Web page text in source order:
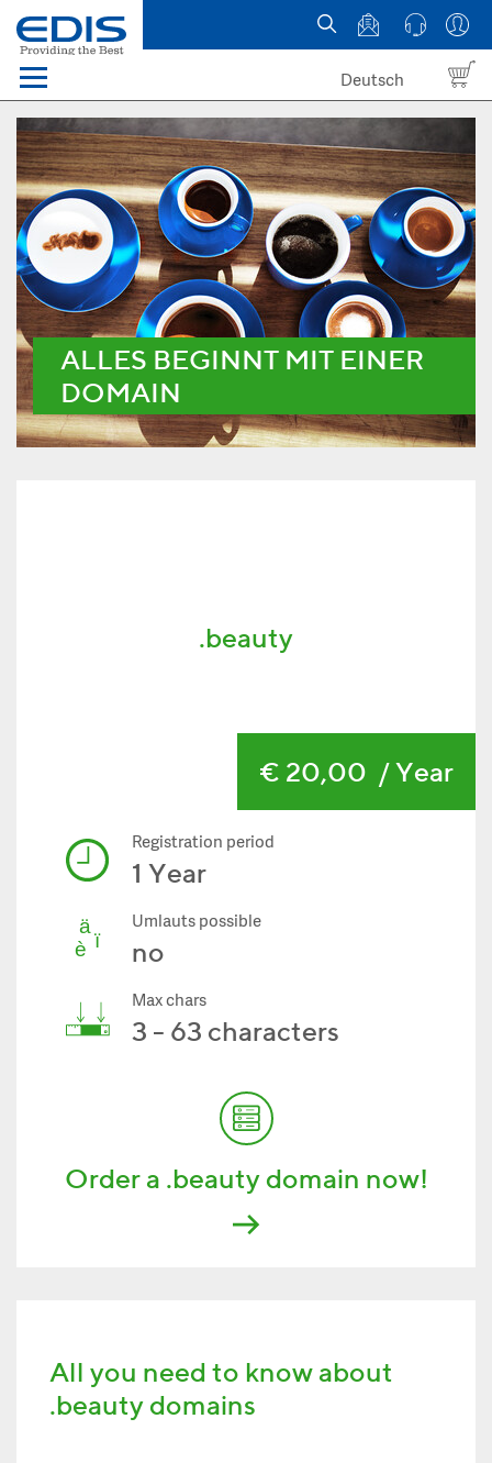
Menü
Domain names
Hosting
News
about EDIS
Deutsch
ALLES BEGINNT MIT EINER
DOMAIN
.beauty
€ 20,00 / Year
Registration period
1 Year
Umlauts possible
no
Max chars
3 - 63 characters
Order a .beauty domain now!
All you need to know about
.beauty domains